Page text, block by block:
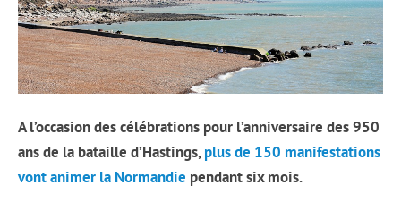
A l’occasion des célébrations pour l’anniversaire des 950
ans de la bataille d’Hastings,plus de 150 manifestations
vont animer la Normandie pendant six mois.